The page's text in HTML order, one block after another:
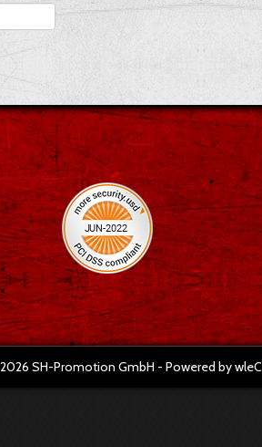
SH-Promotion GmbH - Powered by